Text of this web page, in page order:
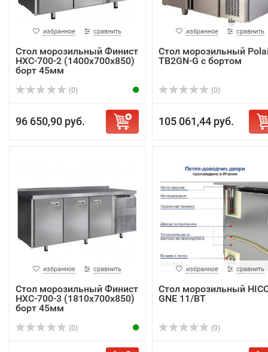
избранное сравнить
Стол морозильный Финист
НХС-700-2 (1400х700х850)
борт 45мм
(0)
96 650,90 руб.
избранное сравнить
Стол морозильный
TB2GN-G с бортом
(0)
105 061,44 руб.
избранное сравнить
Стол морозильный Финист
НХС-700-3 (1810х700х850)
борт 45мм
(0)
избранное сравнить
Стол морозильный
GNE 11/BT
(0)